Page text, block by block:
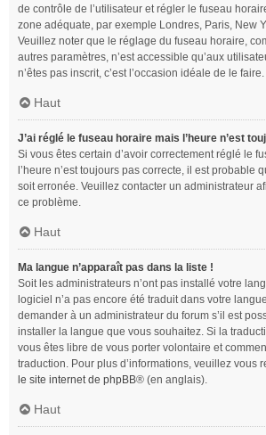
de contrôle de l’utilisateur et régler le fuseau
zone adéquate, par exemple Londres, Paris, New
Veuillez noter que le réglage du fuseau horaire,
autres paramètres, n’est accessible qu’aux
n’êtes pas inscrit, c’est l’occasion idéale de le faire.
Haut
J’ai réglé le fuseau horaire mais l’heure n’est
Si vous êtes certain d’avoir correctement réglé le
l’heure n’est toujours pas correcte, il est probable
soit erronée. Veuillez contacter un administrateur
ce problème.
Haut
Ma langue n’apparaît pas dans la liste !
Soit les administrateurs n’ont pas installé votre
logiciel n’a pas encore été traduit dans votre
demander à un administrateur du forum s’il est
installer la langue que vous souhaitez. Si la
vous êtes libre de vous porter volontaire et
traduction. Pour plus d’informations, veuillez vous
le site internet de phpBB® (en anglais).
Haut